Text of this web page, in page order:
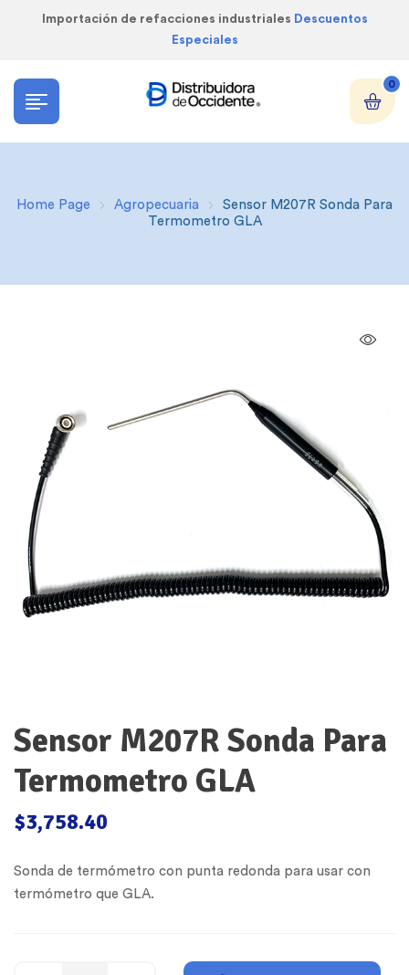
Importación de refacciones industriales Descuentos
Especiales
0
Home Page Agropecuaria
Sensor M207R Sonda Para
Termometro GLA
Sensor M207R Sonda Para
Termometro GLA
$3,758.40
Sonda de termómetro con punta redonda para usar con
termómetro que GLA.